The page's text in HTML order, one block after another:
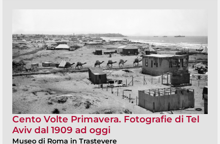
Cento Volte Primavera. Fotografie di Tel
Aviv dal 1909 ad oggi
Museo di Roma in Trastevere